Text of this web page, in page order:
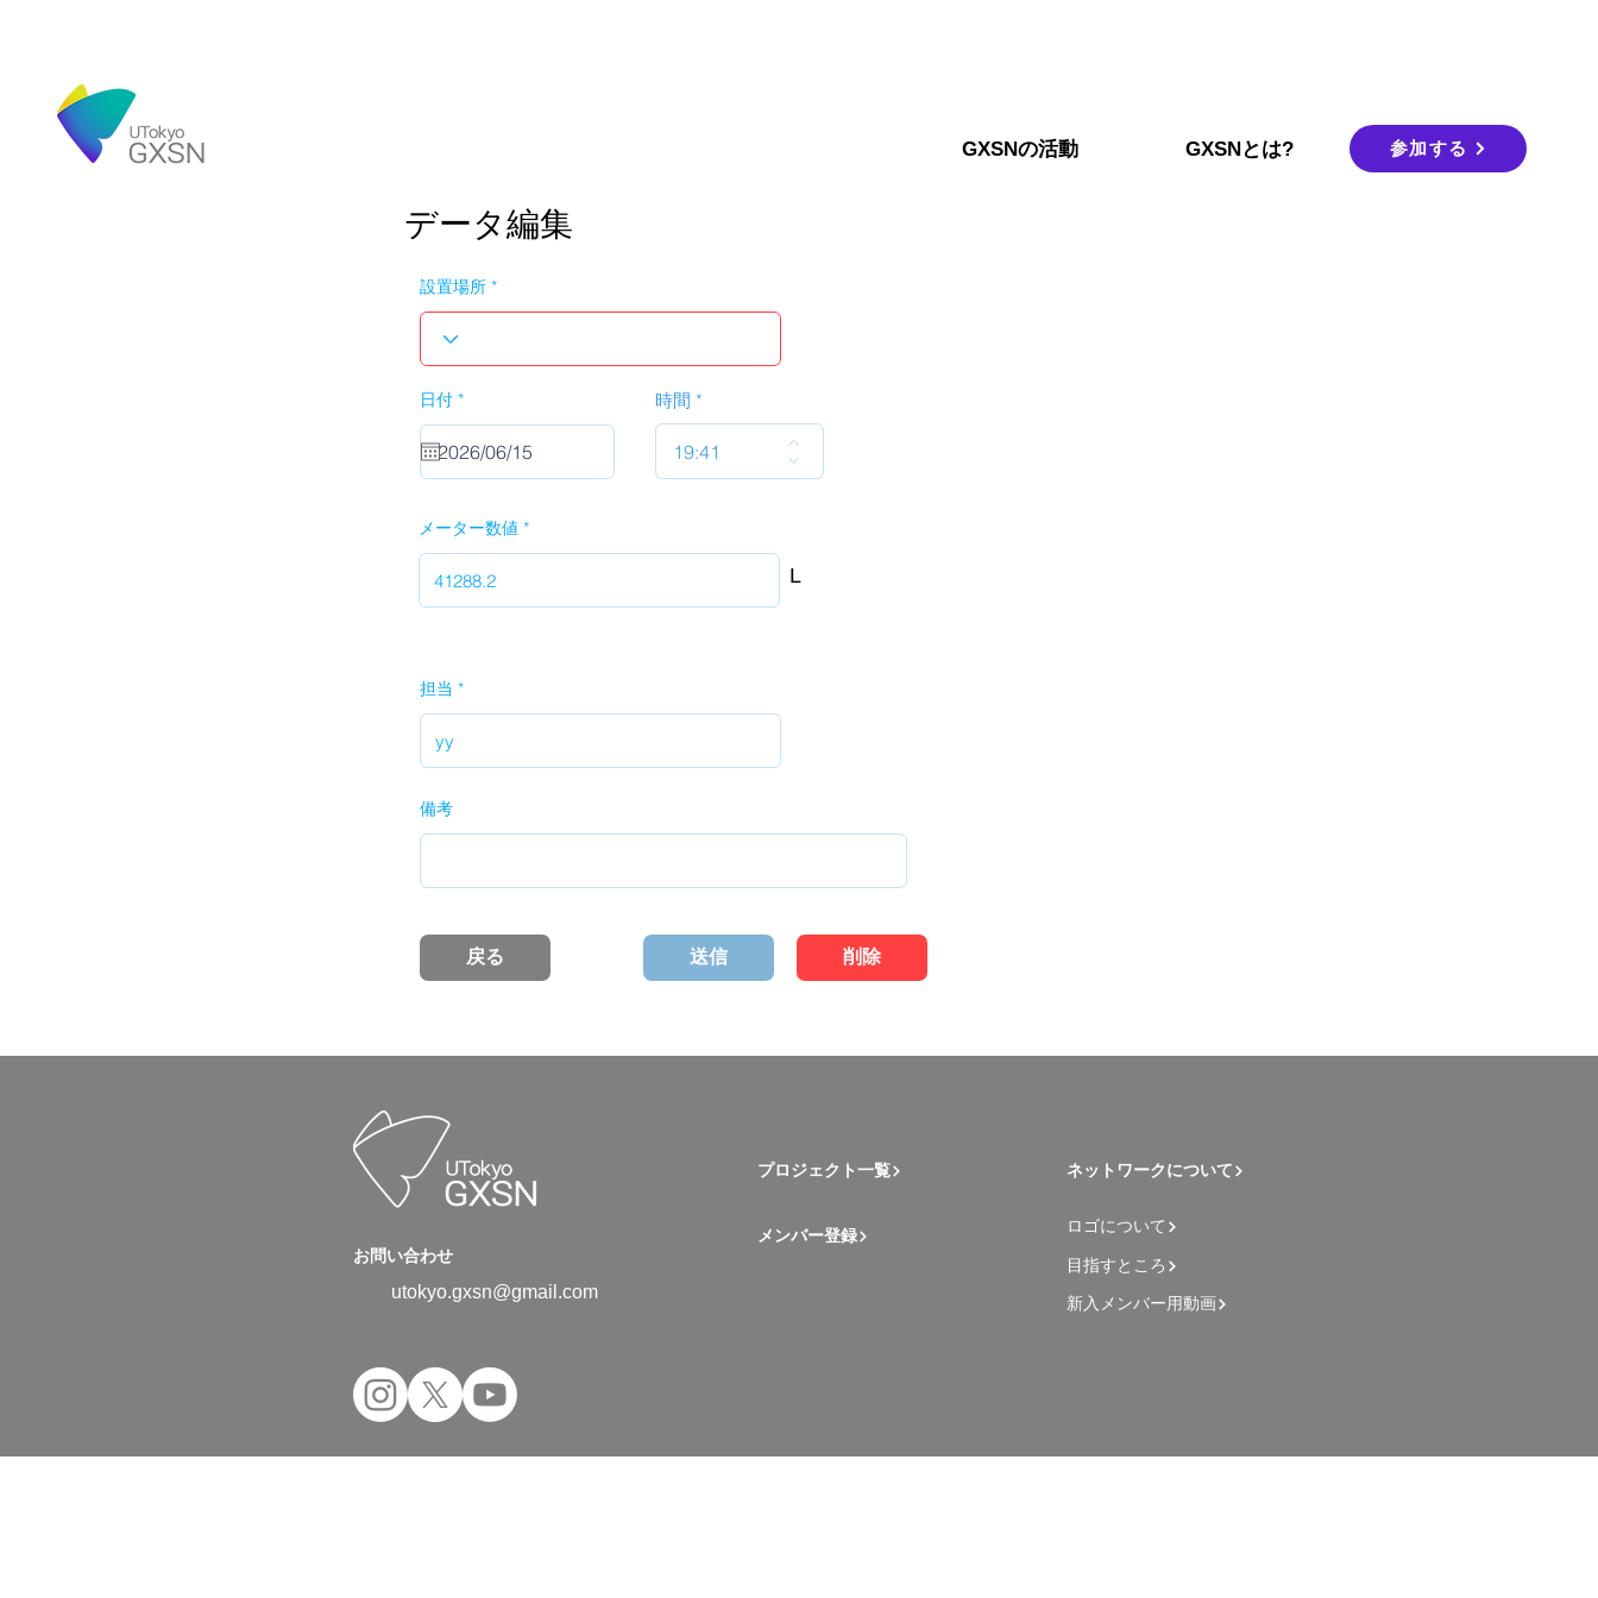
GXSNの活動 GXSNとは? 参加する
データ編集
設置場所
日付 *r
q
u
i
r
時間
メーター数値
L
担当
備考
戻る 送信 削除
お問い合わせ
utokyo.gxsn@gmail.com
プロジェクト一覧
メンバー登録
ネットワークについて
ロゴについて
目指すところ
新入メンバー用動画